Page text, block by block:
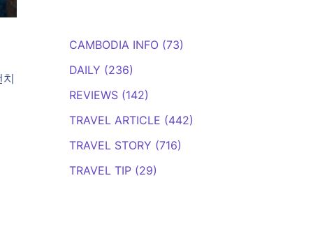
CAMBODIA INFO(73)
DAILY (236)
REVIEWS(142)
TRAVEL ARTICLE (442)
TRAVEL STORY (716)
TRAVEL TIP(29)